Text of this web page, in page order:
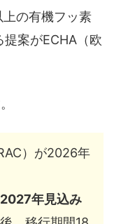
上の有機フッ素
提案がECHA（欧
）が2026年
2027年見込み